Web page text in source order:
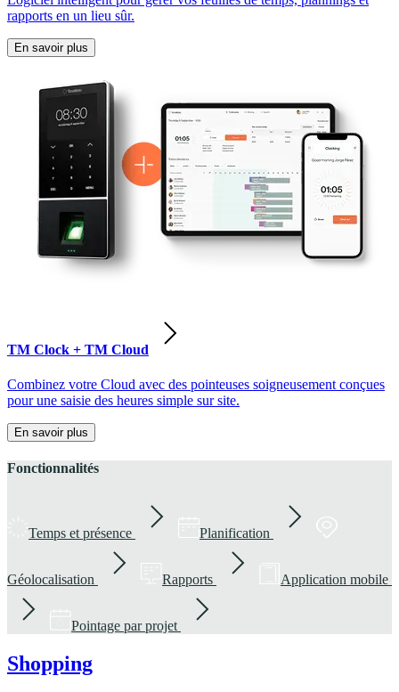
rapports en un lieu sûr.
En savoir plus
TM Clock + TM Cloud
Combinez votre Cloud avec des pointeuses soigneusement conçues
pour une saisie des heures simple sur site.
En savoir plus
Fonctionnalités
Temps et présence Planification
Géolocalisation Rapports Application mobile
Pointage par projet
Shopping